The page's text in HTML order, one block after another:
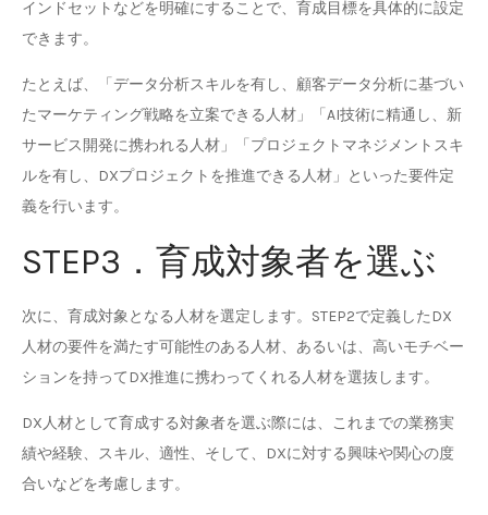
インドセットなどを明確にすることで、育成目標を具体的に設定
できます。
たとえば、「データ分析スキルを有し、顧客データ分析に基づい
たマーケティング戦略を立案できる人材」「AI技術に精通し、新
サービス開発に携われる人材」「プロジェクトマネジメントスキ
ルを有し、DXプロジェクトを推進できる人材」といった要件定
義を行います。
STEP3．育成対象者を選ぶ
次に、育成対象となる人材を選定します。STEP2で定義したDX
人材の要件を満たす可能性のある人材、あるいは、高いモチベー
ションを持ってDX推進に携わってくれる人材を選抜します。
DX人材として育成する対象者を選ぶ際には、これまでの業務実
績や経験、スキル、適性、そして、DXに対する興味や関心の度
合いなどを考慮します。